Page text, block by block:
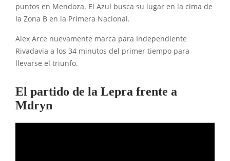
puntos en Mendoza. El Azul busca su lugar en la cima de
la Zona B en la Primera Nacional.
Alex Arce nuevamente marca para Independiente
Rivadavia a los 34 minutos del primer tiempo para
llevarse el triunfo.
El partido de la Lepra frente a
Mdryn